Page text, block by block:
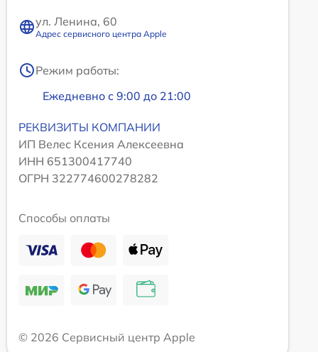
ул. Ленина, 60
Адрес сервисного центра Apple
Режим работы:
Ежедневно с 9:00 до 21:00
РЕКВИЗИТЫ КОМПАНИИ
ИП Велес Ксения Алексеевна
ИНН 651300417740
ОГРН 322774600278282
Способы оплаты
© 2026 Сервисный центр Apple